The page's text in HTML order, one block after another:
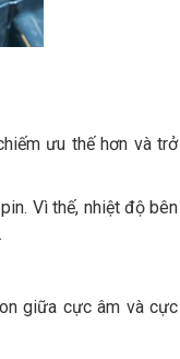
ưu thế hơn và trở
Vì thế, nhiệt độ bên
giữa cực âm và cực